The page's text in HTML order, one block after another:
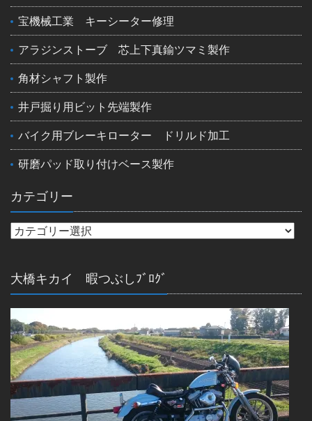
宝機械工業 キーシーター修理
アラジンストーブ 芯上下真鍮ツマミ製作
角材シャフト製作
井戸掘り用ビット先端製作
バイク用ブレーキローター ドリルド加工
研磨パッド取り付けベース製作
カテゴリー
大橋キカイ 暇つぶしﾌﾞﾛｸﾞ